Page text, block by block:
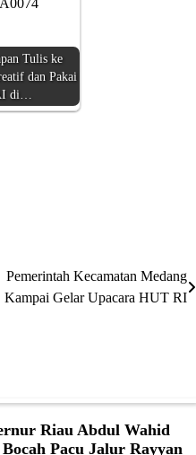
Tulis ke
dan Pakai
di…
Pemerintah Kecamatan Medang
Kampai Gelar Upacara HUT RI
Riau Abdul Wahid
Pacu Jalur Rayyan